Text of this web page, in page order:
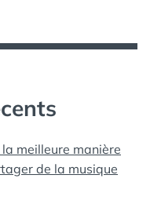
la meilleure manière
de la musique